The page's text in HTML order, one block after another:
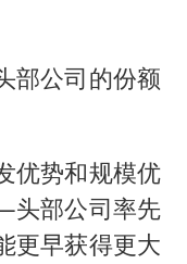
部公司的份额
优势和规模优
部公司率先
更早获得更大